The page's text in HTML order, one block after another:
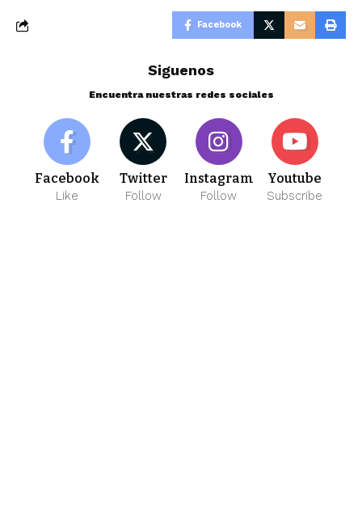
Facebook
Siguenos
Encuentra nuestras redes sociales
Facebook
Like
Twitter
Follow
Instagram
Follow
Youtube
Subscribe